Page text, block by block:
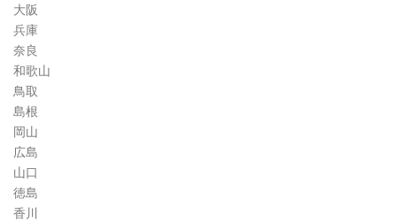
大阪
兵庫
奈良
和歌山
鳥取
島根
岡山
広島
山口
徳島
香川